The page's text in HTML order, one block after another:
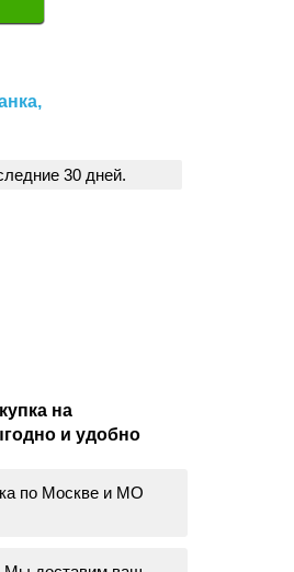
30 дней.
на
и удобно
по Москве и МО